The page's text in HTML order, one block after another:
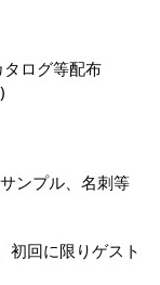
ログ等配布
ンプル、名刺等
初回に限りゲスト